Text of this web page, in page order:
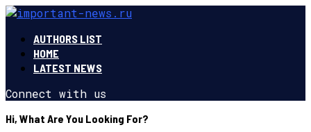
AUTHORS LIST
HOME
LATEST NEWS
Connect with us
Hi, What Are You Looking For?